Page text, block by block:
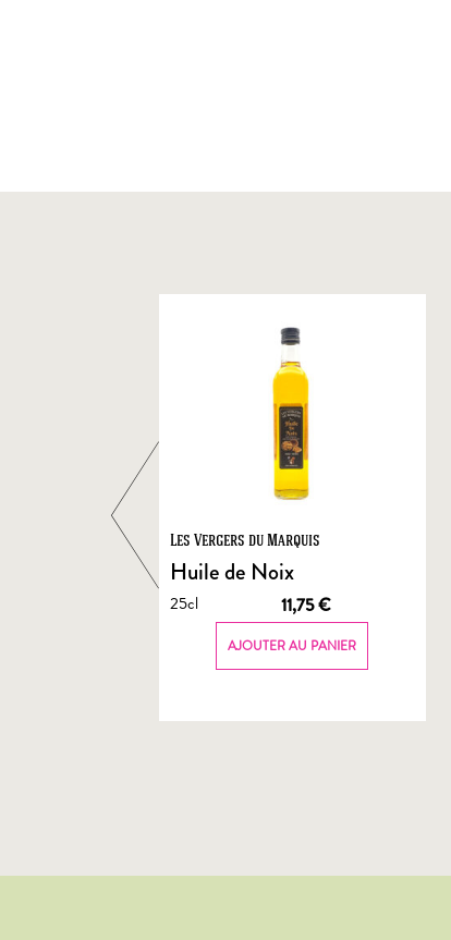
Les Vergers du Marquis
Huile de Noix
25cl 11,75€
AJOUTER AU PANIER